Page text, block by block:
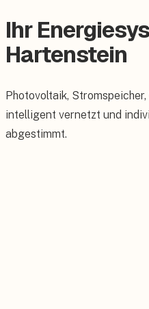
Ihr
Hartenstein
Photovoltaik,
intelligent vernetzt und
abgestimmt.